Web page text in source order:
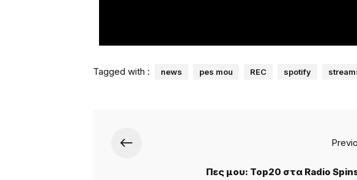
Tagged with : news pes mou REC spotify
Πες μου: Top20 στα Radio